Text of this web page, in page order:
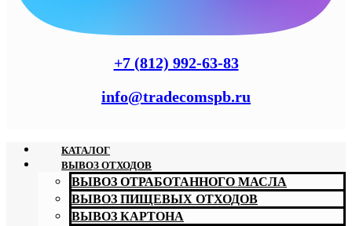
+7 (812) 992-63-83
info@tradecomspb.ru
КАТАЛОГ
ВЫВОЗ ОТХОДОВ
ВЫВОЗ ОТРАБОТАННОГО МАСЛА
ВЫВОЗ ПИЩЕВЫХ ОТХОДОВ
ВЫВОЗ КАРТОНА